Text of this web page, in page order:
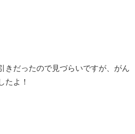
きだったので見づらいですが、がん
たよ！